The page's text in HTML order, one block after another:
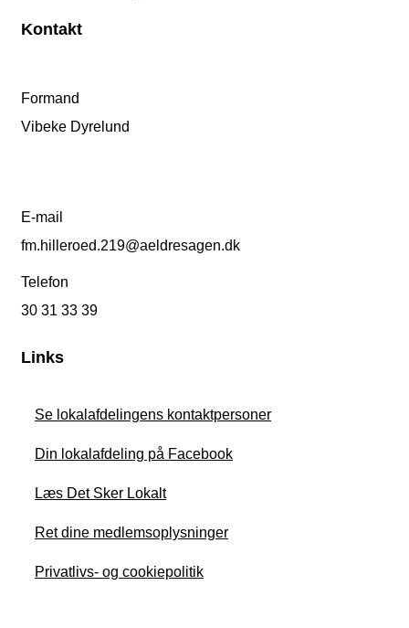
Kontakt
Formand
Vibeke Dyrelund
E-mail
fm.hilleroed.219@aeldresagen.dk
Telefon
30 31 33 39
Links
Se lokalafdelingens kontaktpersoner
Din lokalafdeling på Facebook
Læs Det Sker Lokalt
Ret dine medlemsoplysninger
Privatlivs- og cookiepolitik